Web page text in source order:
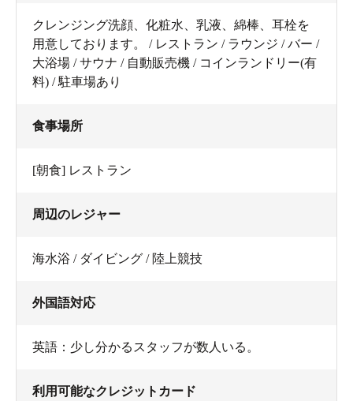
クレンジング洗顔、化粧水、乳液、綿棒、耳栓を
用意しております。 / レストラン / ラウンジ / バー /
大浴場 / サウナ / 自動販売機 / コインランドリー(有
料) / 駐車場あり
食事場所
[朝食] レストラン
周辺のレジャー
海水浴 / ダイビング / 陸上競技
外国語対応
英語：少し分かるスタッフが数人いる。
利用可能なクレジットカード